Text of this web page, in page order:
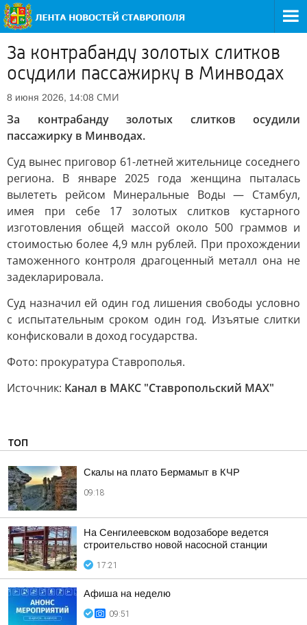
За контрабанду золотых слитков
осудили пассажирку в Минводах
8 июня 2026, 14:08 СМИ
За контрабанду золотых слитков осудили
пассажирку в Минводах.
Суд вынес приговор 61-летней жительнице соседнего
региона. В январе 2025 года женщина пыталась
вылететь рейсом Минеральные Воды — Стамбул,
имея при себе 17 золотых слитков кустарного
изготовления общей массой около 500 граммов и
стоимостью более 4,9 млн рублей. При прохождении
таможенного контроля драгоценный металл она не
задекларировала.
Суд назначил ей один год лишения свободы условно
с испытательным сроком один год. Изъятые слитки
конфисковали в доход государства.
Фото: прокуратура Ставрополья.
Источник: Канал в МАКС "Ставропольский MAX"
ТОП
Скалы на плато Бермамыт в КЧР
09:18
На Сенгилеевском водозаборе ведется
строительство новой насосной станции
17:21
Афиша на неделю
09:51